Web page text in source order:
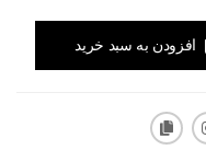
افزودن به سبد خرید